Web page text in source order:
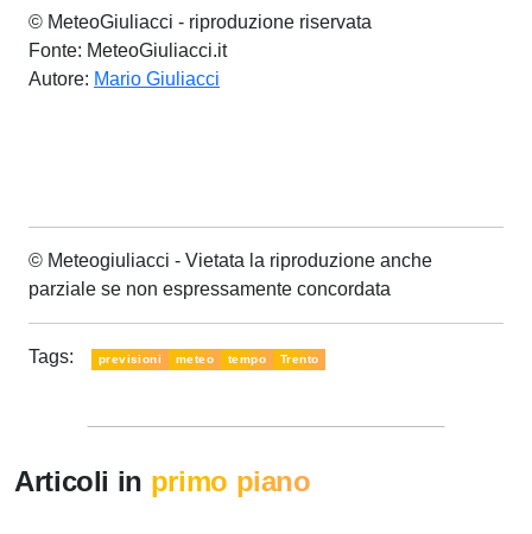
© MeteoGiuliacci - riproduzione riservata
Fonte: MeteoGiuliacci.it
Autore: Mario Giuliacci
© Meteogiuliacci - Vietata la riproduzione anche
parziale se non espressamente concordata
Tags: previsioni meteo tempo Trento
Articoli in primo piano